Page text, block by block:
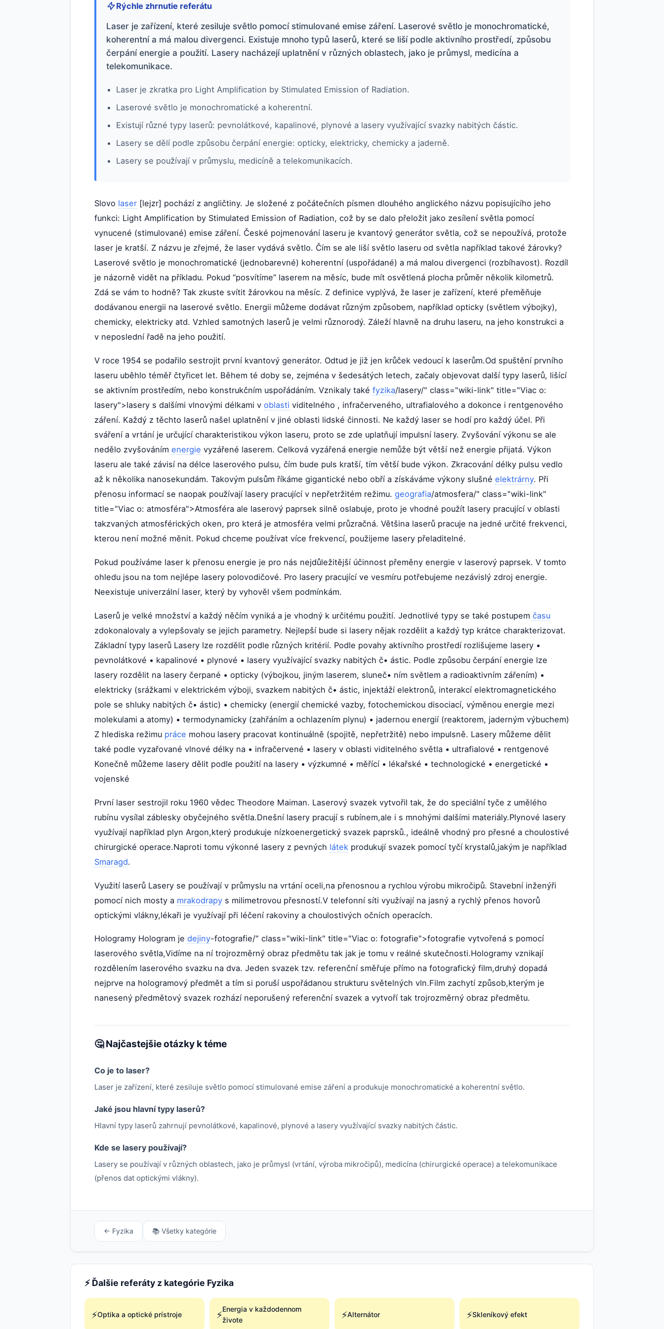
Rýchle zhrnutie referátu
Laser je zařízení, které zesiluje světlo pomocí stimulované emise záření. Laserové světlo je monochromatické,
koherentní a má malou divergenci. Existuje mnoho typů laserů, které se liší podle aktivního prostředí, způsobu
čerpání energie a použití. Lasery nacházejí uplatnění v různých oblastech, jako je průmysl, medicína a
telekomunikace.
Laser je zkratka pro Light Amplification by Stimulated Emission of Radiation.
Laserové světlo je monochromatické a koherentní.
Existují různé typy laserů: pevnolátkové, kapalinové, plynové a lasery využívající svazky nabitých částic.
Lasery se dělí podle způsobu čerpání energie: opticky, elektricky, chemicky a jaderně.
Lasery se používají v průmyslu, medicíně a telekomunikacích.
Slovo laser [lejzr] pochází z angličtiny. Je složené z počátečních písmen dlouhého anglického názvu popisujícího jeho
funkci: Light Amplification by Stimulated Emission of Radiation, což by se dalo přeložit jako zesílení světla pomocí
vynucené (stimulované) emise záření. České pojmenování laseru je kvantový generátor světla, což se nepoužívá, protože
laser je kratší. Z názvu je zřejmé, že laser vydává světlo. Čím se ale liší světlo laseru od světla například takové žárovky?
Laserové světlo je monochromatické (jednobarevné) koherentní (uspořádané) a má malou divergenci (rozbíhavost). Rozdíl
je názorně vidět na příkladu. Pokud “posvítíme” laserem na měsíc, bude mít osvětlená plocha průměr několik kilometrů.
Zdá se vám to hodně? Tak zkuste svítit žárovkou na měsíc. Z definice vyplývá, že laser je zařízení, které přeměňuje
dodávanou energii na laserové světlo. Energii můžeme dodávat různým způsobem, například opticky (světlem výbojky),
chemicky, elektricky atd. Vzhled samotných laserů je velmi různorodý. Záleží hlavně na druhu laseru, na jeho konstrukci a
v neposlední řadě na jeho použití.
V roce 1954 se podařilo sestrojit první kvantový generátor. Odtud je již jen krůček vedoucí k laserům.Od spuštění prvního
laseru uběhlo téměř čtyřicet let. Během té doby se, zejména v šedesátých letech, začaly objevovat další typy laserů, lišící
se aktivním prostředím, nebo konstrukčním uspořádáním. Vznikaly také fyzika/lasery/" class="wiki-link" title="Viac o:
lasery">lasery s dalšími vlnovými délkami v oblasti viditelného , infračerveného, ultrafialového a dokonce i rentgenového
záření. Každý z těchto laserů našel uplatnění v jiné oblasti lidské činnosti. Ne každý laser se hodí pro každý účel. Při
sváření a vrtání je určující charakteristikou výkon laseru, proto se zde uplatňují impulsní lasery. Zvyšování výkonu se ale
nedělo zvyšováním energie vyzářené laserem. Celková vyzářená energie nemůže být větší než energie přijatá. Výkon
laseru ale také závisí na délce laserového pulsu, čím bude puls kratší, tím větší bude výkon. Zkracování délky pulsu vedlo
až k několika nanosekundám. Takovým pulsům říkáme gigantické nebo obří a získáváme výkony slušné elektrárny. Při
přenosu informací se naopak používají lasery pracující v nepřetržitém režimu. geografia/atmosfera/" class="wiki-link"
title="Viac o: atmosféra">Atmosféra ale laserový paprsek silně oslabuje, proto je vhodné použít lasery pracující v oblasti
takzvaných atmosférických oken, pro která je atmosféra velmi průzračná. Většina laserů pracuje na jedné určité frekvenci,
kterou není možné měnit. Pokud chceme používat více frekvencí, použijeme lasery přeladitelné.
Pokud používáme laser k přenosu energie je pro nás nejdůležitější účinnost přeměny energie v laserový paprsek. V tomto
ohledu jsou na tom nejlépe lasery polovodičové. Pro lasery pracující ve vesmíru potřebujeme nezávislý zdroj energie.
Neexistuje univerzální laser, který by vyhověl všem podmínkám.
Laserů je velké množství a každý něčím vyniká a je vhodný k určitému použití. Jednotlivé typy se také postupem času
zdokonalovaly a vylepšovaly se jejich parametry. Nejlepší bude si lasery nějak rozdělit a každý typ krátce charakterizovat.
Základní typy laserů Lasery lze rozdělit podle různých kritérií. Podle povahy aktivního prostředí rozlišujeme lasery •
pevnolátkové • kapalinové • plynové • lasery využívající svazky nabitých č• ástic. Podle způsobu čerpání energie lze
lasery rozdělit na lasery čerpané • opticky (výbojkou, jiným laserem, sluneč• ním světlem a radioaktivním zářením) •
elektricky (srážkami v elektrickém výboji, svazkem nabitých č• ástic, injektáží elektronů, interakcí elektromagnetického
pole se shluky nabitých č• ástic) • chemicky (energií chemické vazby, fotochemickou disociací, výměnou energie mezi
molekulami a atomy) • termodynamicky (zahřáním a ochlazením plynu) • jadernou energií (reaktorem, jaderným výbuchem)
Z hlediska režimu práce mohou lasery pracovat kontinuálně (spojitě, nepřetržitě) nebo impulsně. Lasery můžeme dělit
také podle vyzařované vlnové délky na • infračervené • lasery v oblasti viditelného světla • ultrafialové • rentgenové
Konečně můžeme lasery dělit podle použití na lasery • výzkumné • měřící • lékařské • technologické • energetické •
vojenské
První laser sestrojil roku 1960 vědec Theodore Maiman. Laserový svazek vytvořil tak, že do speciální tyče z umělého
rubínu vysílal záblesky obyčejného světla.Dnešní lasery pracují s rubínem,ale i s mnohými dalšími materiály.Plynové lasery
využívají například plyn Argon,který produkuje nízkoenergetický svazek paprsků., ideálně vhodný pro přesné a choulostivé
chirurgické operace.Naproti tomu výkonné lasery z pevných látek produkují svazek pomocí tyčí krystalů,jakým je například
Smaragd.
Využití laserů Lasery se používají v průmyslu na vrtání oceli,na přenosnou a rychlou výrobu mikročipů. Stavební inženýři
pomocí nich mosty a mrakodrapy s milimetrovou přesností.V telefonní síti využívají na jasný a rychlý přenos hovorů
optickými vlákny,lékaři je využívají při léčení rakoviny a choulostivých očních operacích.
Hologramy Hologram je dejiny-fotografie/" class="wiki-link" title="Viac o: fotografie">fotografie vytvořená s pomocí
laserového světla,Vidíme na ní trojrozměrný obraz předmětu tak jak je tomu v reálné skutečnosti.Hologramy vznikají
rozdělením laserového svazku na dva. Jeden svazek tzv. referenční směřuje přímo na fotografický film,druhý dopadá
nejprve na hologramový předmět a tím si poruší uspořádanou strukturu světelných vln.Film zachytí způsob,kterým je
nanesený předmětový svazek rozhází neporušený referenční svazek a vytvoří tak trojrozměrný obraz předmětu.
🤔 Najčastejšie otázky k téme
Co je to laser?
Laser je zařízení, které zesiluje světlo pomocí stimulované emise záření a produkuje monochromatické a koherentní světlo.
Jaké jsou hlavní typy laserů?
Hlavní typy laserů zahrnují pevnolátkové, kapalinové, plynové a lasery využívající svazky nabitých částic.
Kde se lasery používají?
Lasery se používají v různých oblastech, jako je průmysl (vrtání, výroba mikročipů), medicína (chirurgické operace) a telekomunikace
(přenos dat optickými vlákny).
← Fyzika 📚 Všetky kategórie
⚡ Ďalšie referáty z kategórie Fyzika
⚡Optika a optické prístroje ⚡Energia v každodennom
živote
⚡Alternátor ⚡Skleníkový efekt